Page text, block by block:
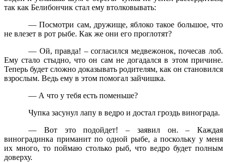
так как Белибончик стал ему втолковывать:
— Посмотри сам, дружище, яблоко такое большое, что
не влезет в рот рыбе. Как же они его проглотят?
— Ой, правда! – согласился медвежонок, почесав лоб.
Ему стало стыдно, что он сам не догадался в этом причине.
Теперь будет сложно доказывать родителям, как он становился
взрослым. Ведь ему в этом помогал зайчишка.
— А что у тебя есть поменьше?
Чупка засунул лапу в ведро и достал гроздь винограда.
— Вот это подойдет! – заявил он. – Каждая
виноградинка приманит по одной рыбе, а поскольку у меня
их много, то поймаю столько рыб, что ведро будет полным
доверху.